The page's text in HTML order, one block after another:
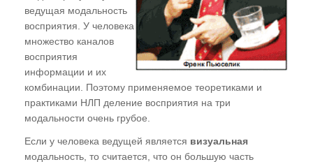
ведущая модальность
восприятия. У человека
множество каналов
восприятия
информации и их
комбинации. Поэтому применяемое теоретиками и
практиками НЛП деление восприятия на три
модальности очень грубое.
Если у человека ведущей является визуальная
модальность, то считается, что он большую часть